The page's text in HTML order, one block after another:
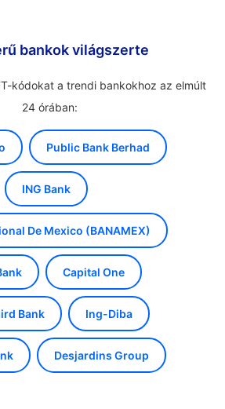
bankok világszerte
kódokat a trendi bankokhoz az elmúlt
24 órában:
Public Bank Berhad
ING Bank
De Mexico (BANAMEX)
Capital One
Bank Ing-Diba
Desjardins Group